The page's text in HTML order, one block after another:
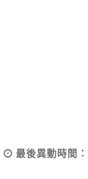
最後異動時間：